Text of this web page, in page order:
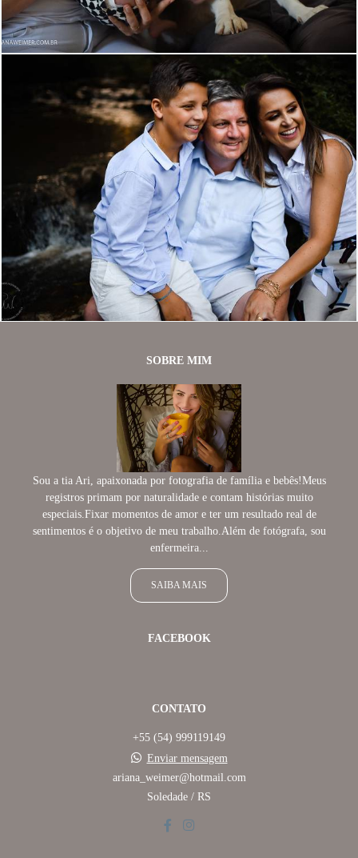
1383 2
1403 140
SOBRE MIM
Sou a tia Ari, apaixonada por fotografia de família e bebês!Meus
registros primam por naturalidade e contam histórias muito
especiais.Fixar momentos de amor e ter um resultado real de
sentimentos é o objetivo de meu trabalho.Além de fotógrafa, sou
enfermeira...
SAIBA MAIS
FACEBOOK
CONTATO
+55 (54) 999119149
Enviar mensagem
ariana_weimer@hotmail.com
Soledade / RS